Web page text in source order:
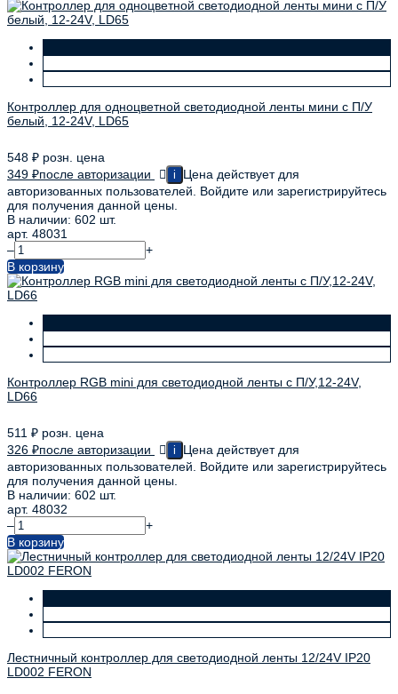
Контроллер для одноцветной светодиодной ленты мини с П/У
белый, 12-24V, LD65
548 ₽ розн. цена
349 ₽после авторизации i
Цена действует для
авторизованных пользователей. Войдите или зарегистрируйтесь
для получения данной цены.
В наличии: 602 шт.
арт. 48031
–
+
В корзину
Контроллер RGB mini для светодиодной ленты с П/У,12-24V,
LD66
511 ₽ розн. цена
326 ₽после авторизации i
Цена действует для
авторизованных пользователей. Войдите или зарегистрируйтесь
для получения данной цены.
В наличии: 602 шт.
арт. 48032
–
+
В корзину
Лестничный контроллер для светодиодной ленты 12/24V IP20
LD002 FERON